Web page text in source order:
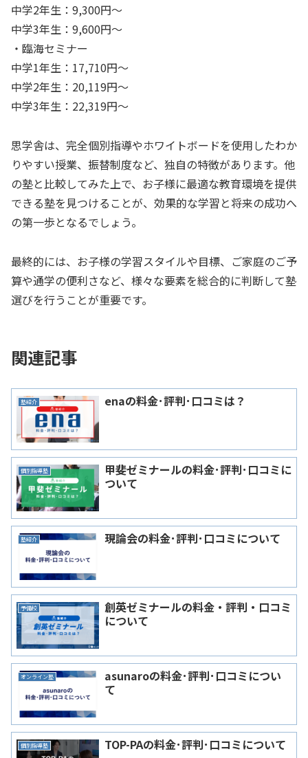
中学2年生：9,300円～
中学3年生：9,600円～
・臨海セミナー
中学1年生：17,710円～
中学2年生：20,119円～
中学3年生：22,319円～
思学舎は、完全個別指導やホワイトボードを使用したわか
りやすい授業、振替制度など、独自の特徴があります。他
の塾と比較してみた上で、お子様に最適な教育環境を提供
できる塾を見つけることが、効果的な学習と将来の成功へ
の第一歩となるでしょう。
最終的には、お子様の学習スタイルや目標、ご家庭のご予
算や通学の便利さなど、様々な要素を総合的に判断して塾
選びを行うことが重要です。
関連記事
塾紹介 enaの料金･評判･口コミは？
個別指導塾
甲斐ゼミナールの料金･評判･口コミに
ついて
塾紹介 現論会の料金･評判･口コミについて
予備校
創英ゼミナールの料金・評判・口コミ
について
オンライン塾
asunaroの料金･評判･口コミについ
て
個別指導塾 TOP-PAの料金･評判･口コミについて